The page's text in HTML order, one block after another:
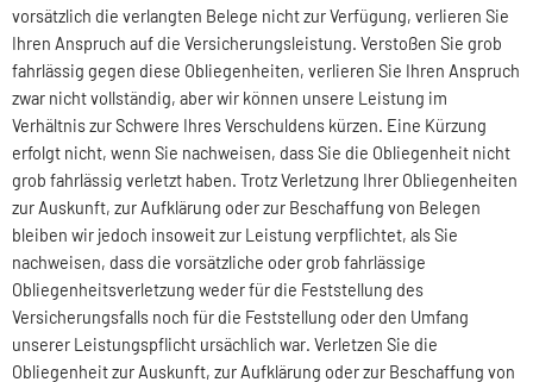
vorsätzlich die verlangten Belege nicht zur Verfügung, verlieren Sie
Ihren Anspruch auf die Versicherungsleistung. Verstoßen Sie grob
fahrlässig gegen diese Obliegenheiten, verlieren Sie Ihren Anspruch
zwar nicht vollständig, aber wir können unsere Leistung im
Verhältnis zur Schwere Ihres Verschuldens kürzen. Eine Kürzung
erfolgt nicht, wenn Sie nachweisen, dass Sie die Obliegenheit nicht
grob fahrlässig verletzt haben. Trotz Verletzung Ihrer Obliegenheiten
zur Auskunft, zur Aufklärung oder zur Beschaffung von Belegen
bleiben wir jedoch insoweit zur Leistung verpflichtet, als Sie
nachweisen, dass die vorsätzliche oder grob fahrlässige
Obliegenheitsverletzung weder für die Feststellung des
Versicherungsfalls noch für die Feststellung oder den Umfang
unserer Leistungspflicht ursächlich war. Verletzen Sie die
Obliegenheit zur Auskunft, zur Aufklärung oder zur Beschaffung von